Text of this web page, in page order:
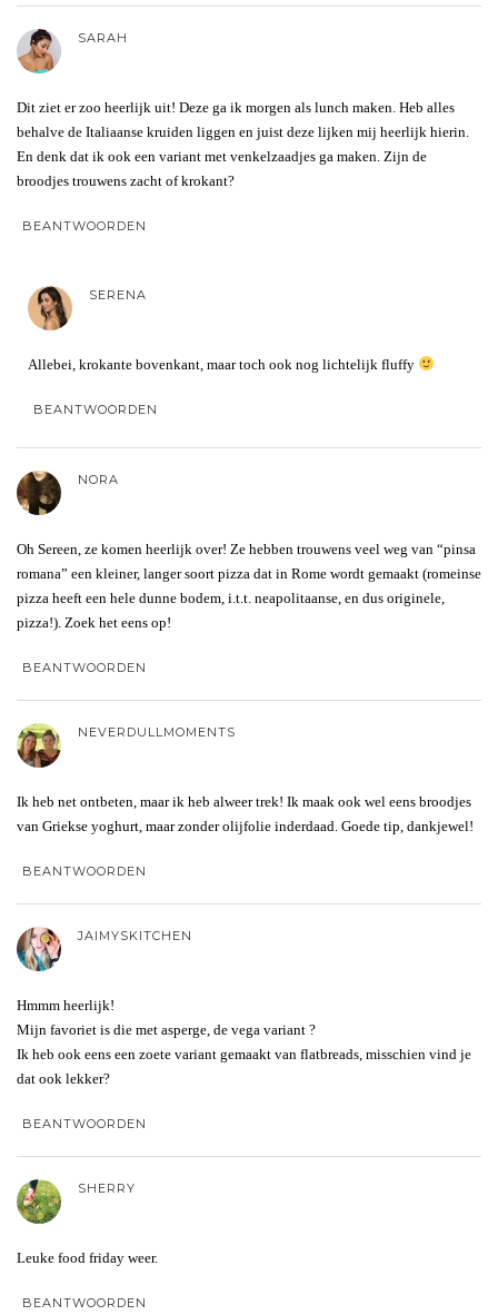
SARAH
Dit ziet er zoo heerlijk uit! Deze ga ik morgen als lunch maken. Heb alles
behalve de Italiaanse kruiden liggen en juist deze lijken mij heerlijk hierin.
En denk dat ik ook een variant met venkelzaadjes ga maken. Zijn de
broodjes trouwens zacht of krokant?
BEANTWOORDEN
SERENA
Allebei, krokante bovenkant, maar toch ook nog lichtelijk fluffy
BEANTWOORDEN
NORA
Oh Sereen, ze komen heerlijk over! Ze hebben trouwens veel weg van “pinsa
romana” een kleiner, langer soort pizza dat in Rome wordt gemaakt (romeinse
pizza heeft een hele dunne bodem, i.t.t. neapolitaanse, en dus originele,
pizza!). Zoek het eens op!
BEANTWOORDEN
NEVERDULLMOMENTS
Ik heb net ontbeten, maar ik heb alweer trek! Ik maak ook wel eens broodjes
van Griekse yoghurt, maar zonder olijfolie inderdaad. Goede tip, dankjewel!
BEANTWOORDEN
JAIMYSKITCHEN
Hmmm heerlijk!
Mijn favoriet is die met asperge, de vega variant ?
Ik heb ook eens een zoete variant gemaakt van flatbreads, misschien vind je
dat ook lekker?
BEANTWOORDEN
SHERRY
Leuke food friday weer.
BEANTWOORDEN